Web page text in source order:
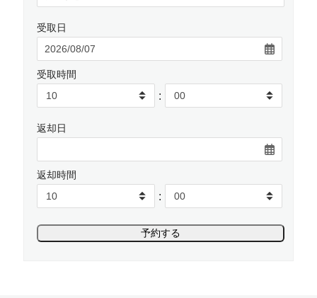
受取日
受取時間
:
返却日
返却時間
: